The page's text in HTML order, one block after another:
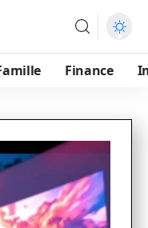
Finance